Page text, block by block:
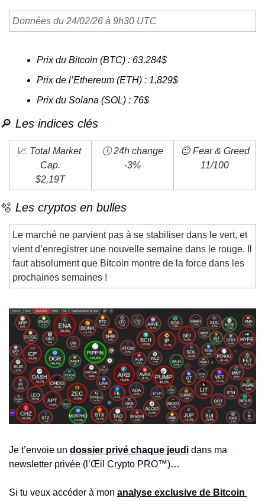
Données du 24/02/26 à 9h30 UTC
Prix du Bitcoin (BTC) : 63,284$
Prix de l’Ethereum (ETH) : 1,829$
Prix du Solana (SOL) : 76$
🔎 Les indices clés
📈 Total Market
Cap.
$2,19T
🕔 24h change
-3%
😐 Fear & Greed
11/100
🫧 Les cryptos en bulles
Le marché ne parvient pas à se stabiliser dans le vert, et
vient d’enregistrer une nouvelle semaine dans le rouge. Il
faut absolument que Bitcoin montre de la force dans les
prochaines semaines !
Je t’envoie un dossier privé chaque jeudi dans ma
newsletter privée (l’Œil Crypto PRO™)…
Si tu veux accéder à mon analyse exclusive de Bitcoin